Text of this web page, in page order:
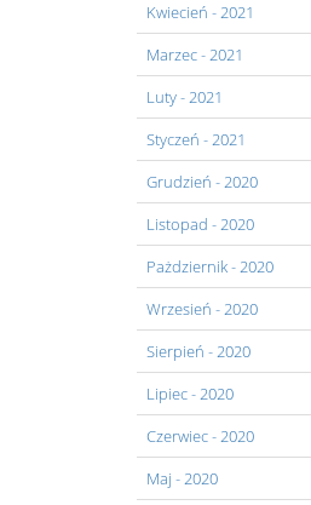
Kwiecień - 2021
Marzec- 2021
Luty- 2021
Styczeń - 2021
Grudzień - 2020
Listopad - 2020
Pażdziernik- 2020
Wrzesień - 2020
Sierpień - 2020
Lipiec- 2020
Czerwiec- 2020
Maj - 2020